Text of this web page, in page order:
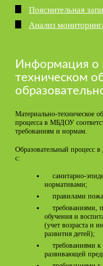
Пояснительная
Анализ
Информация о
техническом
Материально-техническое
процесса в МБДОУ
требованиям и нормам.
Образовательный процесс
с:
санитарно-
нормативами;
правилами
требованиями,
обучения и
(учет возраста и
развития детей);
требованиями к
развивающей